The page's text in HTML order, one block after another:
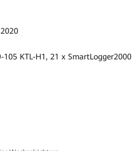
KTL-H1, 21 x SmartLogger2000